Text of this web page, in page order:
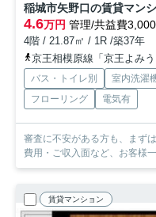
稲城市矢野口の賃貸マン
4.6万円 管理/共益費
4階 / 21.87㎡ / 1R /築37年
京王相模原線「京王よみ
バス・トイレ別 室内洗濯
フローリング
電気有
審査に不安がある方も、まずはお気
費用・ご収入面など、お客様
賃貸マンション